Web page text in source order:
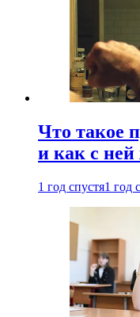
Что такое
и как с
1 год спустя1 год